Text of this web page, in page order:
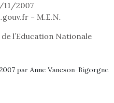
11/2007
– M.E.N.
l’Education Nationale
par Anne Vaneson-Bigorgne